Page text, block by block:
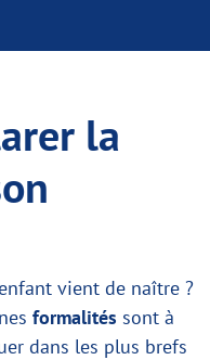
la
vient de naître ?
formalités sont à
dans les plus brefs